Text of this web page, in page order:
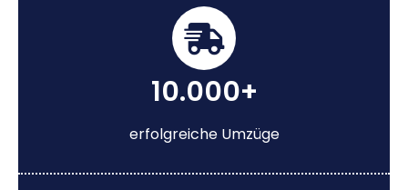
10.000+
erfolgreiche Umzüge